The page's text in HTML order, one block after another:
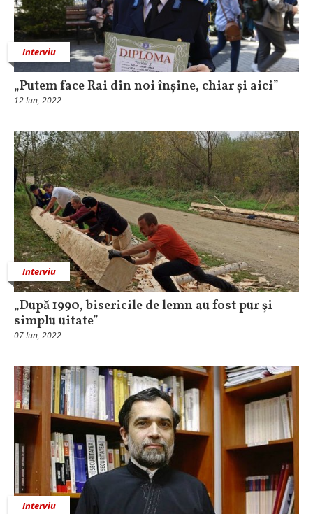
Interviu
„Putem face Rai din noi înșine, chiar și aici”
12 Iun, 2022
Interviu
„După 1990, bisericile de lemn au fost pur şi
simplu uitate”
07 Iun, 2022
Interviu